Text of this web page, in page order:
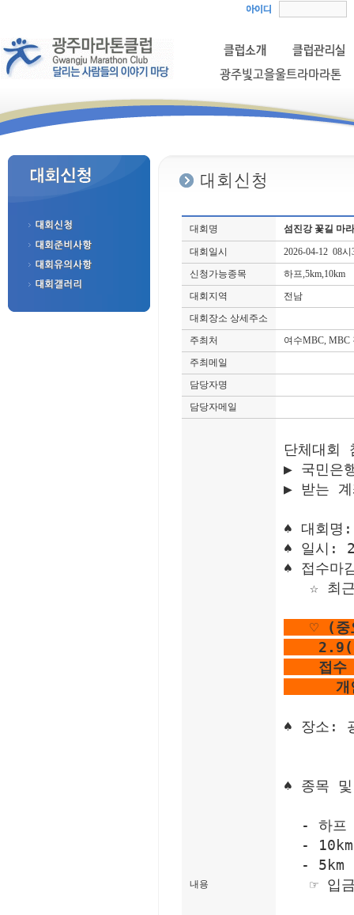
대회명 섬진강 꽃길 마
대회일시
2026-04-12 08시
신청가능종목
하프,5km,10km
대회지역
전남
대회장소 상세주소
주최처
여수MBC, MBC
주최메일
담당자명
담당자메일
내용
단체대회
▶ 국민은
▶ 받는 계
♠ 대회명:
♠ 일시:
♠ 접수
☆ 최근
♡ (중요
2.9(월)
접수 제
개인접
♠ 장소:
♠ 종목
- 하프
-
- 5km
☞ 입금